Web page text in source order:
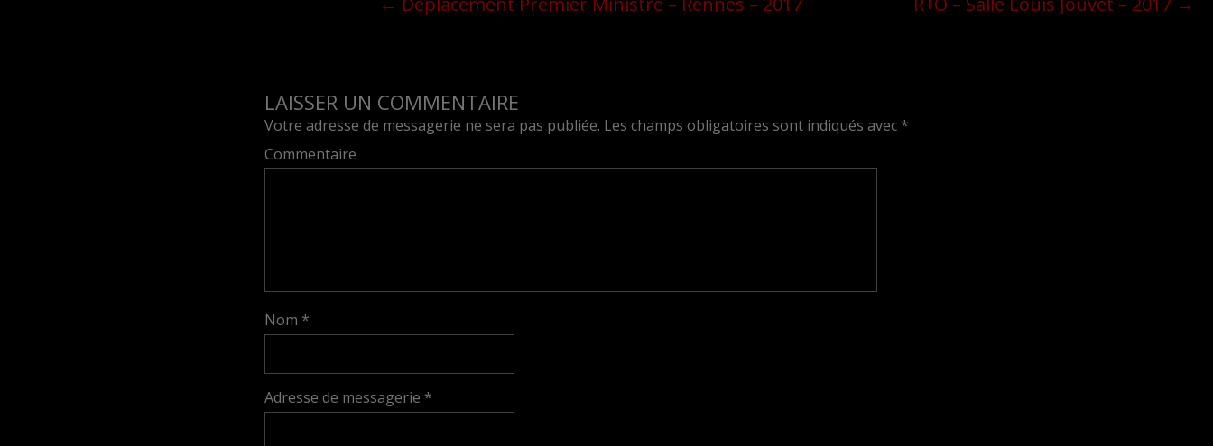
LAISSER UN COMMENTAIRE
Votre adresse de messagerie ne sera pas publiée. Les champs obligatoires sont indiqués avec *
Commentaire
Nom *
Adresse de messagerie *